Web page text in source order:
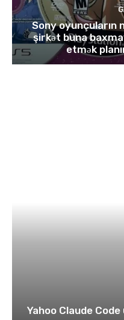
Sony oyunçuların
şirkət buna
etmək
Yahoo Claude